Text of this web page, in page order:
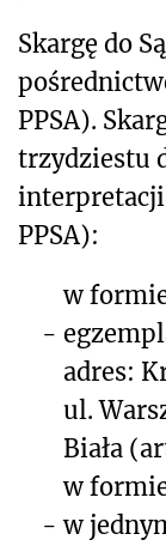
Skargę do
PPSA).
trzydziestu
PPSA):
-
w
adres:
ul.
Biała
-
w
w